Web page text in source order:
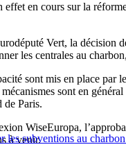
effet en cours sur la
Vert, la décision
les centrales au
sont mis en place par
sont en
de Paris.
les subventions au
WiseEuropa,
à venir.